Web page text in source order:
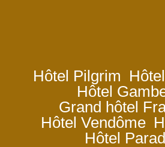
Hôtel Pilgrim
Hôtel
Grand hôtel
Hôtel Vendôme
Hôtel